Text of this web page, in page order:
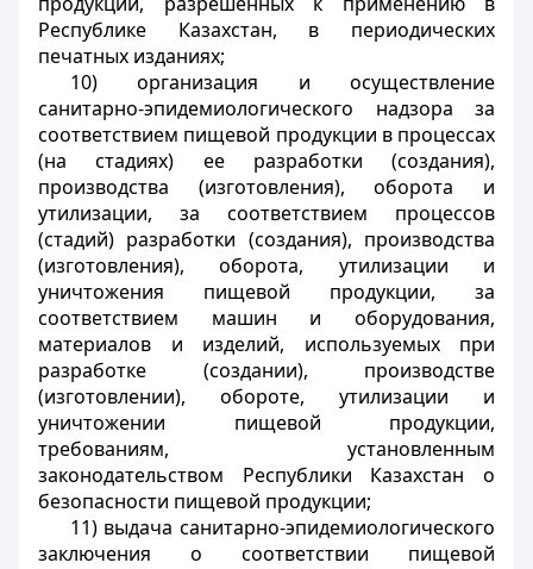
Республике Казахстан, в периодических
печатных изданиях;
10) организация и осуществление
санитарно-эпидемиологического надзора за
соответствием пищевой продукции в процессах
(на стадиях) ее разработки (создания),
производства (изготовления), оборота и
утилизации, за соответствием процессов
(стадий) разработки (создания), производства
(изготовления), оборота, утилизации и
уничтожения пищевой продукции, за
соответствием машин и оборудования,
материалов и изделий, используемых при
разработке (создании), производстве
(изготовлении), обороте, утилизации и
уничтожении пищевой продукции,
требованиям, установленным
законодательством Республики Казахстан о
безопасности пищевой продукции;
11) выдача санитарно-эпидемиологического
заключения о соответствии пищевой